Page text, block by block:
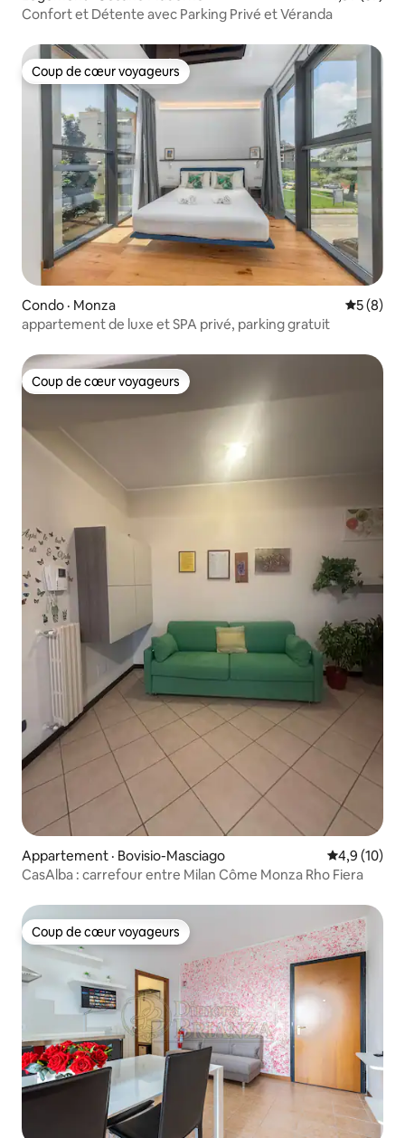
Confort et Détente avec Parking Privé et Véranda
Coup de cœur voyageurs
Coup de cœur voyageurs
Condo · Monza Note
5 (8)
appartement de luxe et SPA privé, parking gratuit
Coup de cœur voyageurs
Coup de cœur voyageurs
Appartement · Bovisio-Masciago Note
4,9 (10)
CasAlba : carrefour entre Milan Côme Monza Rho Fiera
Coup de cœur voyageurs
Coup de cœur voyageurs